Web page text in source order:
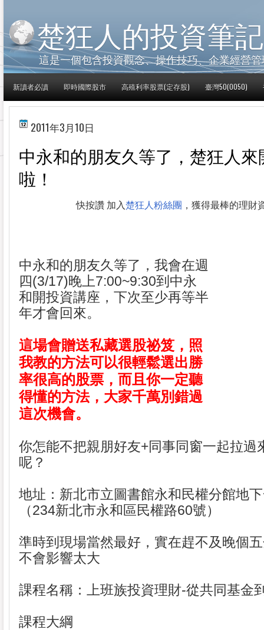
楚狂人的投資筆記
這是一個包含投資觀念、操作技巧、企業經營
新讀者必讀 即時國際股市 高殖利率股票(定存股) 臺灣50(0050)
2011年3月10日
中永和的朋友久等了，楚狂人
啦！
快按讚 加入楚狂人粉絲團 ，獲得最棒的理財
中永和的朋友久等了，我會在週
四(3/17)晚上7:00~9:30到中永
和開投資講座，下次至少再等半
年才會回來。
這場會贈送私藏選股祕笈，照
我教的方法可以很輕鬆選出勝
率很高的股票，而且你一定聽
得懂的方法，大家千萬別錯過
這次機會。
你怎能不把親朋好友+同事同窗一起拉過
呢？
地址：新北市立圖書館永和民權分館地
（234新北市永和區民權路60號）
準時到現場當然最好，實在趕不及晚個
不會影響太大
課程名稱：上班族投資理財-從共同基金
課程大綱